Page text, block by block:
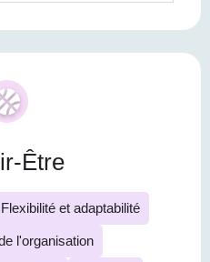
Être
Flexibilité et adaptabilité
l'organisation